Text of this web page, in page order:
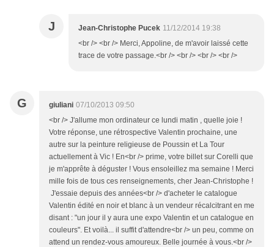
J Jean-Christophe Pucek 11/12/2014 19:38
<br /> <br /> Merci, Appoline, de m'avoir laissé cette
trace de votre passage.<br /> <br /> <br /> <br />
G giuliani 07/10/2013 09:50
<br /> J'allume mon ordinateur ce lundi matin , quelle joie !
Votre réponse, une rétrospective Valentin prochaine, une
autre sur la peinture religieuse de Poussin et La Tour
actuellement à Vic ! En<br /> prime, votre billet sur Corelli que
je m'apprête à déguster ! Vous ensoleillez ma semaine ! Merci
mille fois de tous ces renseignements, cher Jean-Christophe !
J'essaie depuis des années<br /> d'acheter le catalogue
Valentin édité en noir et blanc à un vendeur récalcitrant en me
disant : "un jour il y aura une expo Valentin et un catalogue en
couleurs". Et voilà... il suffit d'attendre<br /> un peu, comme on
attend un rendez-vous amoureux. Belle journée à vous.<br />